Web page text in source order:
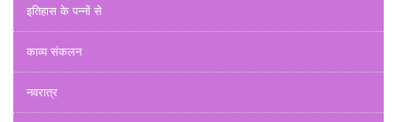
इतिहास के पन्नों से
काव्य संकलन
नवरात्र